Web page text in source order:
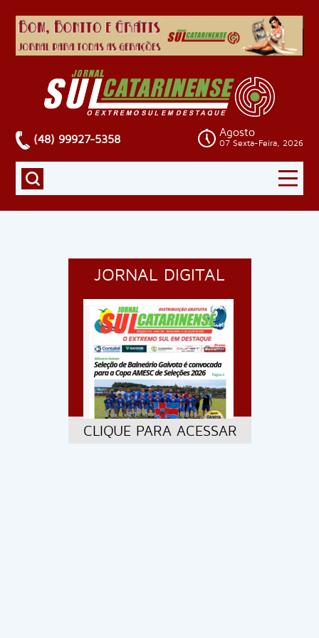
(48) 99927-5358
Agosto
07 Sexta-Feira, 2026
JORNAL DIGITAL
CLIQUE PARA ACESSAR